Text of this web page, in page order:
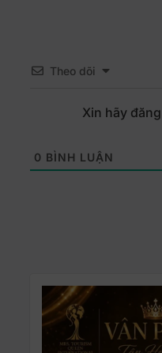
Theo dõi
Xin hãy
0 BÌNH LUẬN